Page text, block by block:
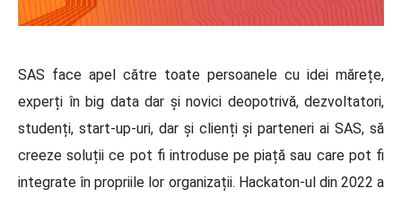
SAS face apel către toate persoanele cu idei mărețe,
experți în big data dar și novici deopotrivă, dezvoltatori,
studenți, start-up-uri, dar și clienți și parteneri ai SAS, să
creeze soluții ce pot fi introduse pe piață sau care pot fi
integrate în propriile lor organizații. Hackaton-ul din 2022 a